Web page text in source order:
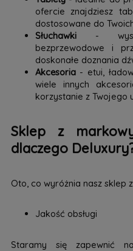
ofercie znajdziesz
dostosowane do
Słuchawki-
bezprzewodowe i
doskonałe doznania
Akcesoria- etui,
wiele innych
korzystanie z Twojego
Sklep z
dlaczego
Oto, co wyróżnia nasz sklep
Jakość obsługi
Staramy się zapewnić